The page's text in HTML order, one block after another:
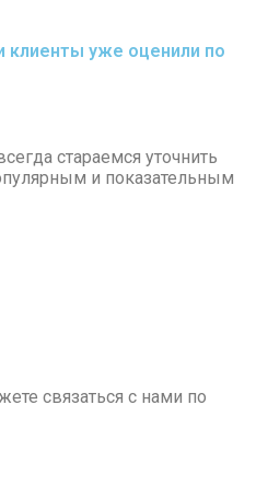
клиенты уже оценили по
стараемся уточнить
и показательным
связаться с нами по